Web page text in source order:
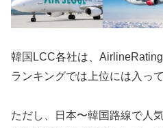
韓国LCC各社は、
ランキングでは上位には入っ
ただし、日本〜韓国路線で人